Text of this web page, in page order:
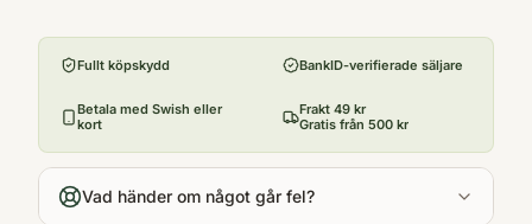
enkelt presenterat över ett uppslag med ett
Bonnier Impact
Utgivningsår
2011
Antal sidor
240
Språk
Fullt köpskydd BankID-verifierade säljare
Betala med Swish eller
kort
Frakt 49 kr
Gratis från 500 kr
Vad händer om något går fel?